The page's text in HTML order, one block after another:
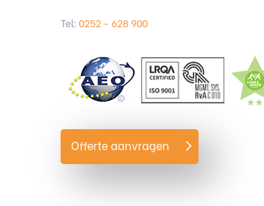
Tel:0252 – 628 900
Offerte aanvragen